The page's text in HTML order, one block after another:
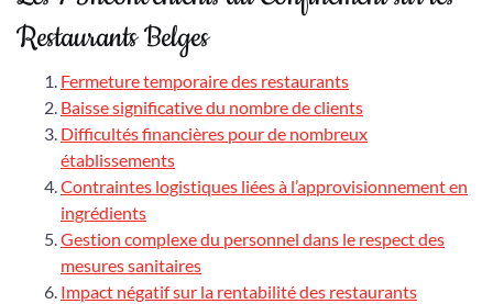
Restaurants Belges
Fermeture temporaire des restaurants
Baisse significative du nombre de clients
Difficultés financières pour de nombreux
établissements
Contraintes logistiques liées à l’approvisionnement en
ingrédients
Gestion complexe du personnel dans le respect des
mesures sanitaires
Impact négatif sur la rentabilité des restaurants